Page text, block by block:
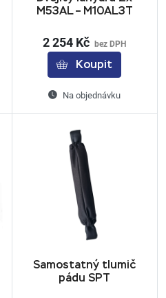
M53AL – M10AL3T
2 254 Kč bez DPH
Koupit
Na objednávku
Samostatný tlumič
pádu SPT